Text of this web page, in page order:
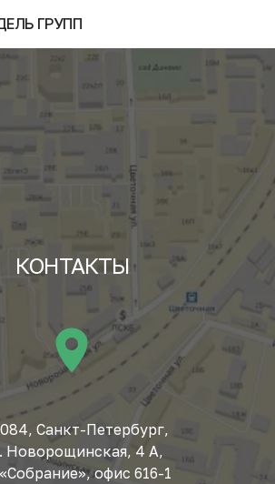
ГРУПП
КОНТАКТЫ
Санкт-Петербург,
Новорощинская, 4 А,
офис 616-1